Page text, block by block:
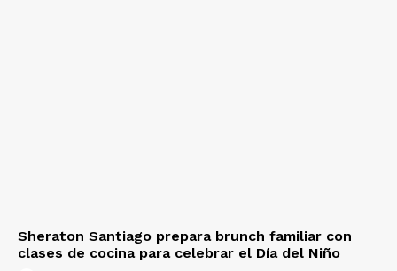
Sheraton Santiago prepara brunch familiar con
clases de cocina para celebrar el Día del Niño